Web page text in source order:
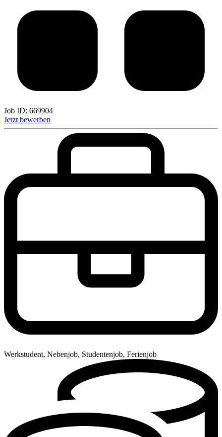
Job ID: 669904
Jetzt bewerben
Werkstudent, Nebenjob, Studentenjob, Ferienjob